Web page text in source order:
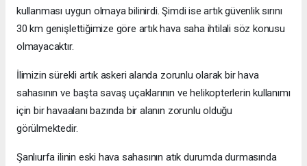
kullanması uygun olmaya bilinirdi. Şimdi ise artık güvenlik sırını
30 km genişlettiğimize göre artık hava saha ihtilali söz konusu
olmayacaktır.
İlimizin sürekli artık askeri alanda zorunlu olarak bir hava
sahasının ve başta savaş uçaklarının ve helikopterlerin kullanımı
için bir havaalanı bazında bir alanın zorunlu olduğu
görülmektedir.
Şanlıurfa ilinin eski hava sahasının atık durumda durmasında